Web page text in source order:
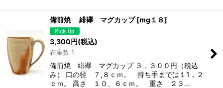
備前焼 緋襷 マグカップ [mg１８]
3,300円(税込)
在庫数 1
備前焼 緋襷 マグカップ ３，３００円（税込
み） 口の径 ７,８ｃｍ。 持ち手までは１1，２
ｃｍ。 高さ １０、６ｃｍ。 重さ ２３…